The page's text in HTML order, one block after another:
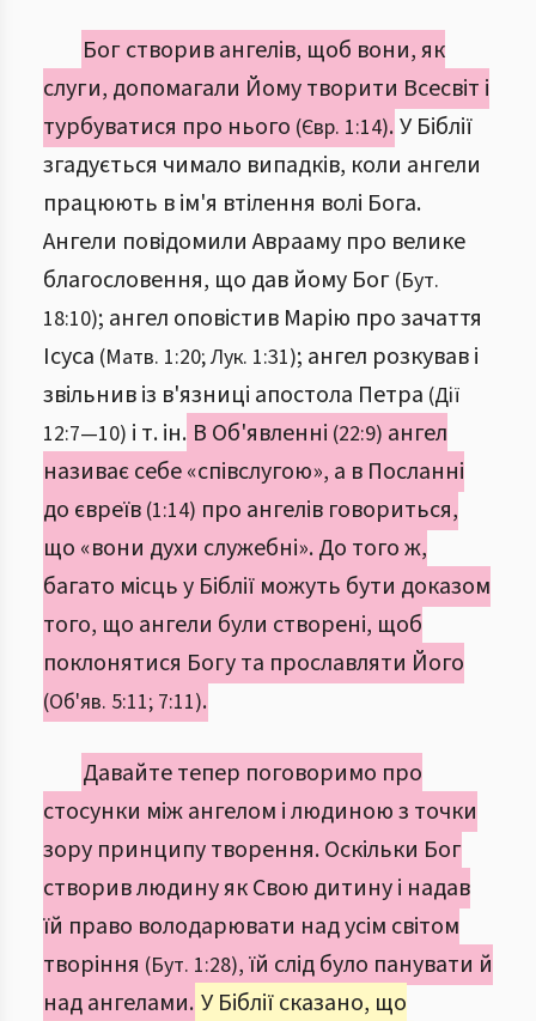
Бог створив ангелів, щоб вони, як
слуги, допомагали Йому творити Всесвіт і
турбуватися про нього (Євр. 1:14).У Біблії
згадується чимало випадків, коли ангели
працюють в ім'я втілення волі Бога.
Ангели повідомили Аврааму про велике
благословення, що дав йому Бог (Бут.
18:10); ангел оповістив Марію про зачаття
Ісуса (Матв. 1:20; Лук. 1:31); ангел розкував і
звільнив із в'язниці апостола Петра (Дії
12:7—10) і т. ін. В Об'явленні (22:9) ангел
називає себе «співслугою», а в Посланні
до євреїв (1:14) про ангелів говориться,
що «вони духи служебні». До того ж,
багато місць у Біблії можуть бути доказом
того, що ангели були створені, щоб
поклонятися Богу та прославляти Його
(Об'яв. 5:11; 7:11).
Давайте тепер поговоримо про
стосунки між ангелом і людиною з точки
зору принципу творення. Оскільки Бог
створив людину як Свою дитину і надав
їй право володарювати над усім світом
творіння (Бут. 1:28), їй слід було панувати й
над ангелами. У Біблії сказано, що